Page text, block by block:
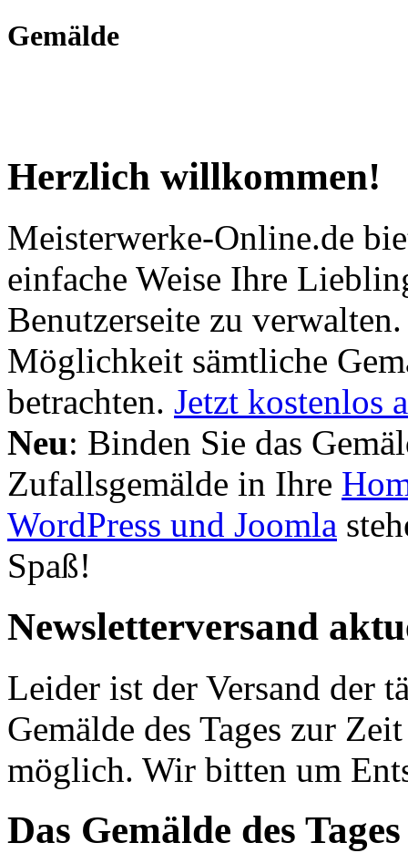
Gemälde
Herzlich willkommen!
Meisterwerke-Online.de
einfache Weise Ihre
Benutzerseite zu
Möglichkeit sämtliche
betrachten. Jetzt kostenlos
Neu: Binden Sie das
Zufallsgemälde in Ihre
WordPress und Joomla
Spaß!
Newsletterversand
Leider ist der Versand der
Gemälde des Tages zur
möglich. Wir bitten um
Das Gemälde des Tages